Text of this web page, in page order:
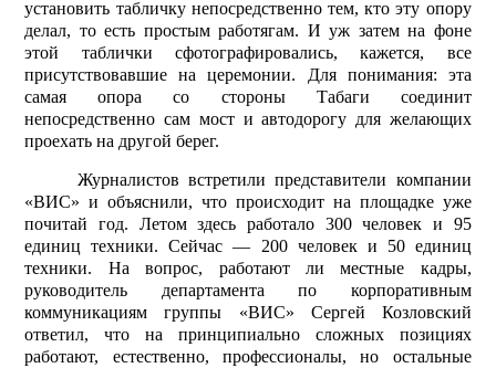
установить табличку непосредственно тем, кто эту опору
делал, то есть простым работягам. И уж затем на фоне
этой таблички сфотографировались, кажется, все
присутствовавшие на церемонии. Для понимания: эта
самая опора со стороны Табаги соединит
непосредственно сам мост и автодорогу для желающих
проехать на другой берег.
Журналистов встретили представители компании
«ВИС» и объяснили, что происходит на площадке уже
почитай год. Летом здесь работало 300 человек и 95
единиц техники. Сейчас — 200 человек и 50 единиц
техники. На вопрос, работают ли местные кадры,
руководитель департамента по корпоративным
коммуникациям группы «ВИС» Сергей Козловский
ответил, что на принципиально сложных позициях
работают, естественно, профессионалы, но остальные